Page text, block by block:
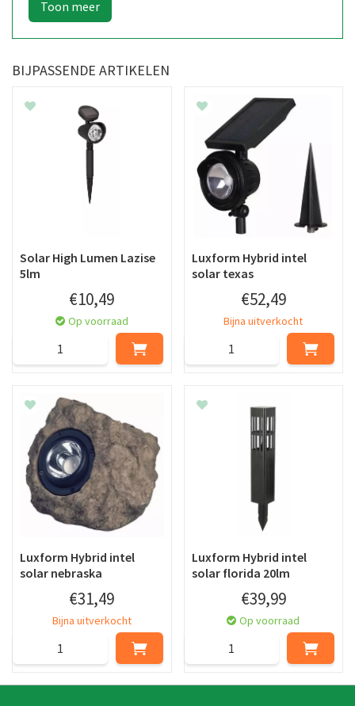
BIJPASSENDE ARTIKELEN
Solar High Lumen Lazise
5lm
€10,49
Op voorraad
Luxform Hybrid intel
solar texas
€52,49
Bijna uitverkocht
Luxform Hybrid intel
solar nebraska
€31,49
Bijna uitverkocht
Luxform Hybrid intel
solar florida 20lm
€39,99
Op voorraad